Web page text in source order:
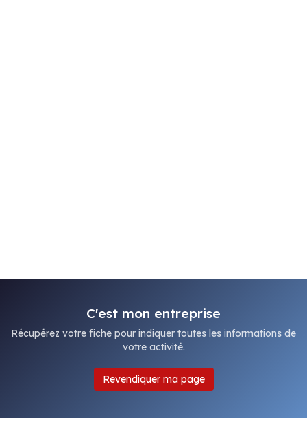
C'est mon entreprise
Récupérez votre fiche pour indiquer toutes les informations de
votre activité.
Revendiquer ma page